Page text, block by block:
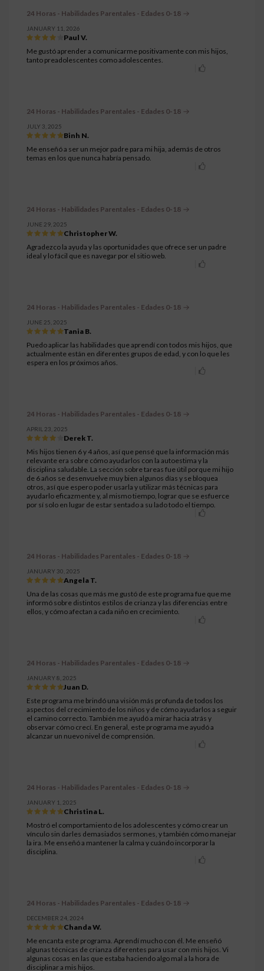
24 Horas - Habilidades Parentales - Edades 0-18
JANUARY 11, 2026
Paul V.
Me gustó aprender a comunicarme positivamente con mis hijos,
tanto preadolescentes como adolescentes.
24 Horas - Habilidades Parentales - Edades 0-18
JULY 3, 2025
Binh N.
Me enseñó a ser un mejor padre para mi hija, además de otros
temas en los que nunca habría pensado.
24 Horas - Habilidades Parentales - Edades 0-18
JUNE 29, 2025
Christopher W.
Agradezco la ayuda y las oportunidades que ofrece ser un padre
ideal y lo fácil que es navegar por el sitio web.
24 Horas - Habilidades Parentales - Edades 0-18
JUNE 25, 2025
Tania B.
Puedo aplicar las habilidades que aprendí con todos mis hijos, que
actualmente están en diferentes grupos de edad, y con lo que les
espera en los próximos años.
24 Horas - Habilidades Parentales - Edades 0-18
APRIL 23, 2025
Derek T.
Mis hijos tienen 6 y 4 años, así que pensé que la información más
relevante era sobre cómo ayudarlos con la autoestima y la
disciplina saludable. La sección sobre tareas fue útil porque mi hijo
de 6 años se desenvuelve muy bien algunos días y se bloquea
otros, así que espero poder usarla y utilizar más técnicas para
ayudarlo eficazmente y, al mismo tiempo, lograr que se esfuerce
por sí solo en lugar de estar sentado a su lado todo el tiempo.
24 Horas - Habilidades Parentales - Edades 0-18
JANUARY 30, 2025
Angela T.
Una de las cosas que más me gustó de este programa fue que me
informó sobre distintos estilos de crianza y las diferencias entre
ellos, y cómo afectan a cada niño en crecimiento.
24 Horas - Habilidades Parentales - Edades 0-18
JANUARY 8, 2025
Juan D.
Este programa me brindó una visión más profunda de todos los
aspectos del crecimiento de los niños y de cómo ayudarlos a seguir
el camino correcto. También me ayudó a mirar hacia atrás y
observar cómo crecí. En general, este programa me ayudó a
alcanzar un nuevo nivel de comprensión.
24 Horas - Habilidades Parentales - Edades 0-18
JANUARY 1, 2025
Christina L.
Mostró el comportamiento de los adolescentes y cómo crear un
vínculo sin darles demasiados sermones, y también cómo manejar
la ira. Me enseñó a mantener la calma y cuándo incorporar la
disciplina.
24 Horas - Habilidades Parentales - Edades 0-18
DECEMBER 24, 2024
Chanda W.
Me encanta este programa. Aprendí mucho con él. Me enseñó
algunas técnicas de crianza diferentes para usar con mis hijos. Vi
algunas cosas en las que estaba haciendo algo mal a la hora de
disciplinar a mis hijos.